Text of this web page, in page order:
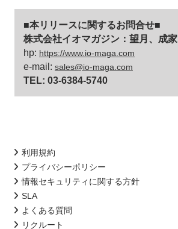
■本リリースに関するお問合せ■
株式会社イオマガジン：望月、成家
hp: https://www.io-maga.com
e-mail: sales@io-maga.com
TEL: 03-6384-5740
利用規約
プライバシーポリシー
情報セキュリティに関する方針
SLA
よくある質問
リクルート